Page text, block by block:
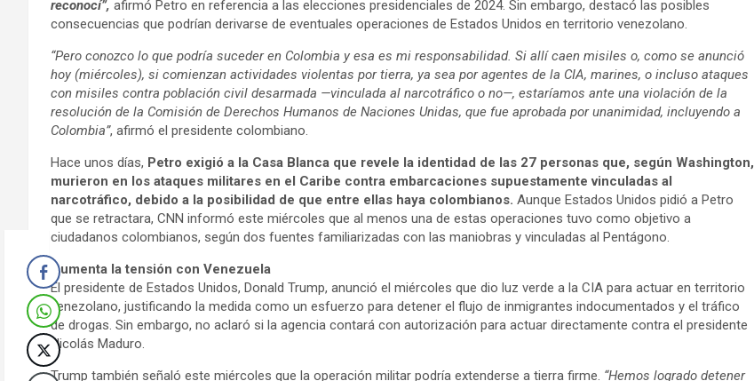
reconocí”, afirmó Petro en referencia a las elecciones presidenciales de 2024. Sin embargo, destacó las posibles
consecuencias que podrían derivarse de eventuales operaciones de Estados Unidos en territorio venezolano.
“Pero conozco lo que podría suceder en Colombia y esa es mi responsabilidad. Si allí caen misiles o, como se anunció
hoy (miércoles), si comienzan actividades violentas por tierra, ya sea por agentes de la CIA, marines, o incluso ataques
con misiles contra población civil desarmada —vinculada al narcotráfico o no—, estaríamos ante una violación de la
resolución de la Comisión de Derechos Humanos de Naciones Unidas, que fue aprobada por unanimidad, incluyendo a
Colombia”, afirmó el presidente colombiano.
Hace unos días, Petro exigió a la Casa Blanca que revele la identidad de las 27 personas que, según Washington,
murieron en los ataques militares en el Caribe contra embarcaciones supuestamente vinculadas al
narcotráfico, debido a la posibilidad de que entre ellas haya colombianos. Aunque Estados Unidos pidió a Petro
que se retractara, CNN informó este miércoles que al menos una de estas operaciones tuvo como objetivo a
ciudadanos colombianos, según dos fuentes familiarizadas con las maniobras y vinculadas al Pentágono.
Aumenta la tensión con Venezuela
El presidente de Estados Unidos, Donald Trump, anunció el miércoles que dio luz verde a la CIA para actuar en territorio
venezolano, justificando la medida como un esfuerzo para detener el flujo de inmigrantes indocumentados y el tráfico
de drogas. Sin embargo, no aclaró si la agencia contará con autorización para actuar directamente contra el presidente
Nicolás Maduro.
Trump también señaló este miércoles que la operación militar podría extenderse a tierra firme. “Hemos logrado detener